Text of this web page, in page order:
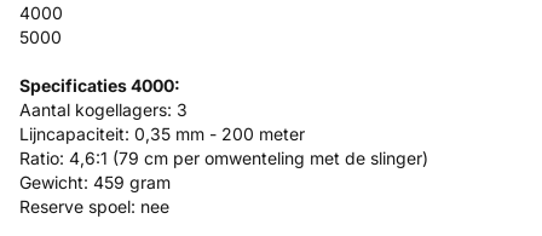
4000
5000
Specificaties 4000:
Aantal kogellagers: 3
Lijncapaciteit: 0,35 mm - 200 meter
Ratio: 4,6:1 (79 cm per omwenteling met de slinger)
Gewicht: 459 gram
Reserve spoel: nee